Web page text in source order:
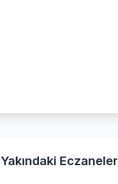
Yakındaki Eczaneler